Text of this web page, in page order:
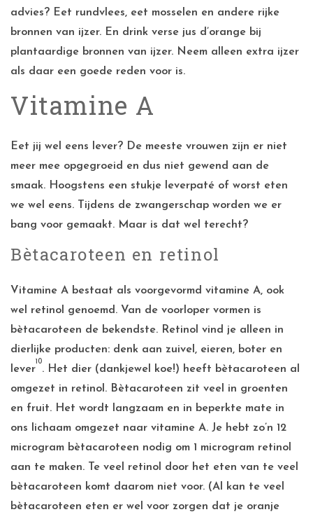
advies? Eet rundvlees, eet mosselen en andere rijke
bronnen van ijzer. En drink verse jus d’orange bij
plantaardige bronnen van ijzer. Neem alleen extra ijzer
als daar een goede reden voor is.
Vitamine A
Eet jij wel eens lever? De meeste vrouwen zijn er niet
meer mee opgegroeid en dus niet gewend aan de
smaak. Hoogstens een stukje leverpaté of worst eten
we wel eens. Tijdens de zwangerschap worden we er
bang voor gemaakt. Maar is dat wel terecht?
Bètacaroteen en retinol
Vitamine A bestaat als voorgevormd vitamine A, ook
wel retinol genoemd. Van de voorloper vormen is
bètacaroteen de bekendste. Retinol vind je alleen in
dierlijke producten: denk aan zuivel, eieren, boter en
lever
10
. Het dier (dankjewel koe!) heeft bètacaroteen al
omgezet in retinol. Bètacaroteen zit veel in groenten
en fruit. Het wordt langzaam en in beperkte mate in
ons lichaam omgezet naar vitamine A. Je hebt zo’n 12
microgram bètacaroteen nodig om 1 microgram retinol
aan te maken. Te veel retinol door het eten van te veel
bètacaroteen komt daarom niet voor. (Al kan te veel
bètacaroteen eten er wel voor zorgen dat je oranje